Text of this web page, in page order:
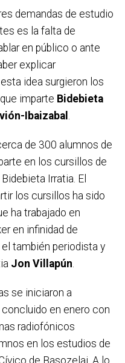
demandas de estudio
es la falta de
en público o ante
explicar
idea surgieron los
imparte Bidebieta
Ibaizabal
de 300 alumnos de
en los cursillos de
Irratia. El
los cursillos ha sido
ha trabajado en
en infinidad de
también periodista y
Jon Villapún
se iniciaron a
en enero con
radiofónicos
en los estudios de
de Basozelai. A lo